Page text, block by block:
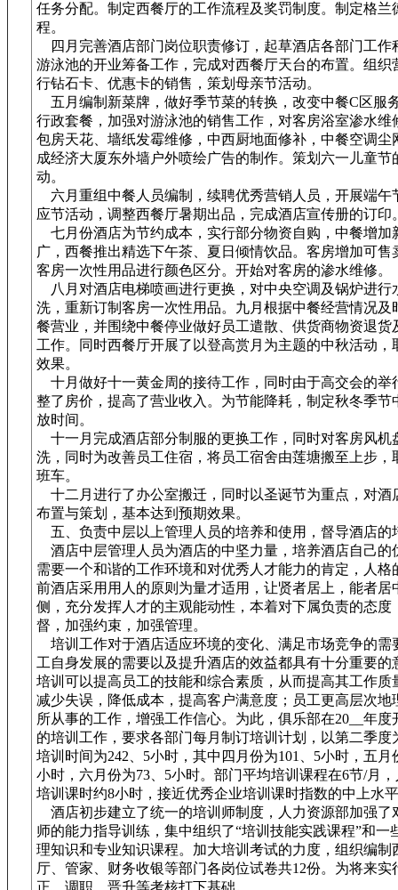
任务分配。制定西餐厅的工作流程及奖罚制度。制定格兰
程。
四月完善酒店部门岗位职责修订，起草酒店各部门工作
游泳池的开业筹备工作，完成对西餐厅天台的布置。组织
行钻石卡、优惠卡的销售，策划母亲节活动。
五月编制新菜牌，做好季节菜的转换，改变中餐C区服
行政套餐，加强对游泳池的销售工作，对客房浴室渗水维
包房天花、墙纸发霉维修，中西厨地面修补，中餐空调尘
成经济大厦东外墙户外喷绘广告的制作。策划六一儿童节
动。
六月重组中餐人员编制，续聘优秀营销人员，开展端午
应节活动，调整西餐厅暑期出品，完成酒店宣传册的订印
七月份酒店为节约成本，实行部分物资自购，中餐增加
广，西餐推出精选下午茶、夏日倾情饮品。客房增加可售
客房一次性用品进行颜色区分。开始对客房的渗水维修。
八月对酒店电梯喷画进行更换，对中央空调及锅炉进行
洗，重新订制客房一次性用品。九月根据中餐经营情况及
餐营业，并围绕中餐停业做好员工遣散、供货商物资退货
工作。同时西餐厅开展了以登高赏月为主题的中秋活动，
效果。
十月做好十一黄金周的接待工作，同时由于高交会的举
整了房价，提高了营业收入。为节能降耗，制定秋冬季节
放时间。
十一月完成酒店部分制服的更换工作，同时对客房风机
洗，同时为改善员工住宿，将员工宿舍由莲塘搬至上步，
班车。
十二月进行了办公室搬迁，同时以圣诞节为重点，对酒
布置与策划，基本达到预期效果。
五、负责中层以上管理人员的培养和使用，督导酒店的
酒店中层管理人员为酒店的中坚力量，培养酒店自己的
需要一个和谐的工作环境和对优秀人才能力的肯定，人格
前酒店采用用人的原则为量才适用，让贤者居上，能者居
侧，充分发挥人才的主观能动性，本着对下属负责的态度
督，加强约束，加强管理。
培训工作对于酒店适应环境的变化、满足市场竞争的需
工自身发展的需要以及提升酒店的效益都具有十分重要的
培训可以提高员工的技能和综合素质，从而提高其工作质
减少失误，降低成本，提高客户满意度；员工更高层次地
所从事的工作，增强工作信心。为此，俱乐部在20__年度
的培训工作，要求各部门每月制订培训计划，以第二季度
培训时间为242、5小时，其中四月份为101、5小时，五月
小时，六月份为73、5小时。部门平均培训课程在6节/月
培训课时约8小时，接近优秀企业培训课时指数的中上水
酒店初步建立了统一的培训师制度，人力资源部加强了
师的能力指导训练，集中组织了“培训技能实践课程”和一
理知识和专业知识课程。加大培训考试的力度，组织编制
厅、管家、财务收银等部门各岗位试卷共12份。为将来实
正、调职、晋升等考核打下基础。